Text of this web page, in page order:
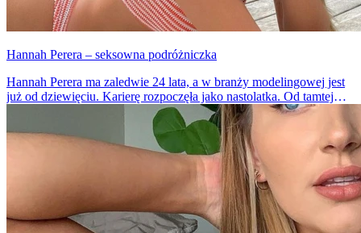
Hannah Perera – seksowna podróżniczka
Hannah Perera ma zaledwie 24 lata, a w branży modelingowej jest
już od dziewięciu. Karierę rozpoczęła jako nastolatka. Od tamtej
pory pojawiała się w wielu magazynach i współpracowała z
różnymi markami odzieżowymi.